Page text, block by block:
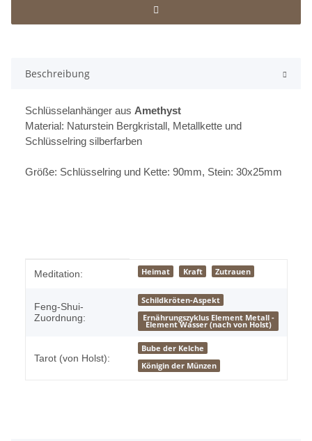
Beschreibung
Schlüsselanhänger aus Amethyst
Material: Naturstein Bergkristall, Metallkette und
Schlüsselring silberfarben
Größe: Schlüsselring und Kette: 90mm, Stein: 30x25mm
Produkteigenschaft
Wert
Meditation: Heimat Kraft Zutrauen
Feng-Shui-
Zuordnung:
Schildkröten-Aspekt
Ernährungszyklus Element Metall -
Element Wasser (nach von Holst)
Tarot (von Holst):
Bube der Kelche
Königin der Münzen